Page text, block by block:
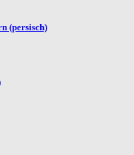
(persisch)